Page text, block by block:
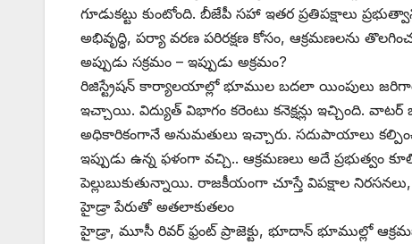
గూడుకట్టు కుంటోంది. బీజేపీ సహా ఇతర ప్రతిపక్షాలు
అభివృద్ధి, పర్యా వరణ పరిరక్షణ కోసం, ఆక్రమణలను
అప్పుడు సక్రమం – ఇప్పుడు అక్రమం?
రిజిస్ట్రేషన్‌ ‌కార్యాలయాల్లో భూముల బదలా యింపులు
ఇచ్చాయి. విద్యుత్‌ ‌విభాగం కరెంటు కనెక్షన్లు ఇచ్చింది. వాటర్‌
అధికారికంగానే అనుమతులు ఇచ్చారు. సదుపాయాలు
ఇప్పుడు ఉన్న ఫళంగా వచ్చి.. ఆక్రమణలు అదే ప్రభుత్వం
పెల్లుబుకుతున్నాయి. రాజకీయంగా చూస్తే విపక్షాల
హైడ్రా పేరుతో అతలాకుతలం
హైడ్రా, మూసీ రివర్‌ ‌ఫ్రంట్‌ ‌ప్రాజెక్టు, భూదాన్‌ ‌భూముల్లో